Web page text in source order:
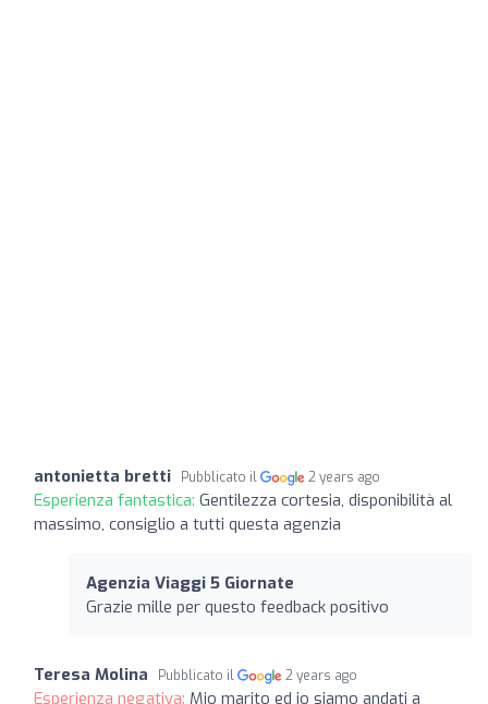
antonietta bretti Pubblicato il 2 years ago
Esperienza fantastica: Gentilezza cortesia, disponibilità al
massimo, consiglio a tutti questa agenzia
Agenzia Viaggi 5 Giornate
Grazie mille per questo feedback positivo
Teresa Molina Pubblicato il 2 years ago
Esperienza negativa: Mio marito ed io siamo andati a